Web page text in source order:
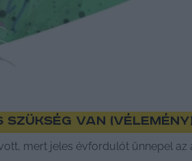
van
mert jeles évfordulót ünnepel az